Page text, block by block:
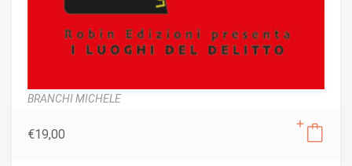
BRANCHI MICHELE
€19,00